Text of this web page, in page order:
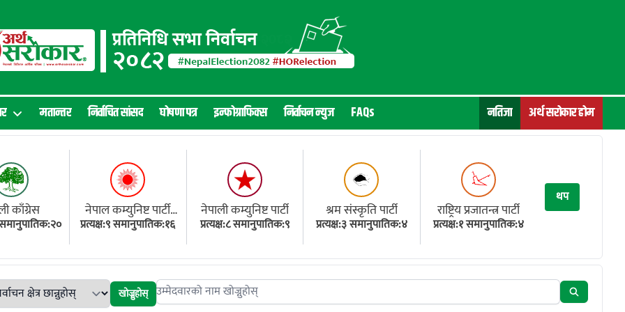
नतिजा अर्थ सरोकार होम
मतान्तर निर्वाचित सांसद घोषणा पत्र इन्फोग्राफिक्स निर्वाचन न्युज FAQs
काँग्रेस
समानुपातिक:२०
नेपाल कम्युनिष्ट पार्टी
(एमाले)
प्रत्यक्ष:९ समानुपातिक:१६
नेपाली कम्युनिष्ट पार्टी
प्रत्यक्ष:८ समानुपातिक:९
श्रम संस्कृति पार्टी
प्रत्यक्ष:३ समानुपातिक:४
राष्ट्रिय प्रजातन्त्र पार्टी
प्रत्यक्ष:१ समानुपातिक:४
थप
खोज्नुहोस् Search candidates